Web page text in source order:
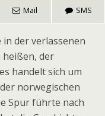
Mail SMS
in der verlassenen
heißen, der
handelt sich um
norwegischen
Spur führte nach